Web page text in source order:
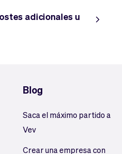
adicionales u
Blog
Saca el máximo partido a
Vev
Crear una empresa con